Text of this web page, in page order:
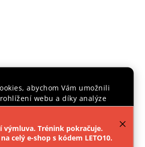
abychom Vám umožnili
webu a díky analýze
zlepšovali jeho funkce,
Nastavení
výmluva. Trénink pokračuje.
celý e-shop s kódem LETO10.